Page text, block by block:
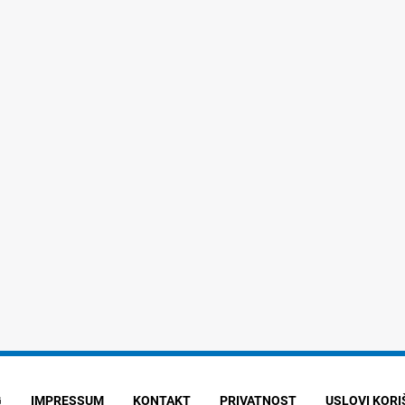
IMPRESSUM KONTAKT PRIVATNOST USLOVI